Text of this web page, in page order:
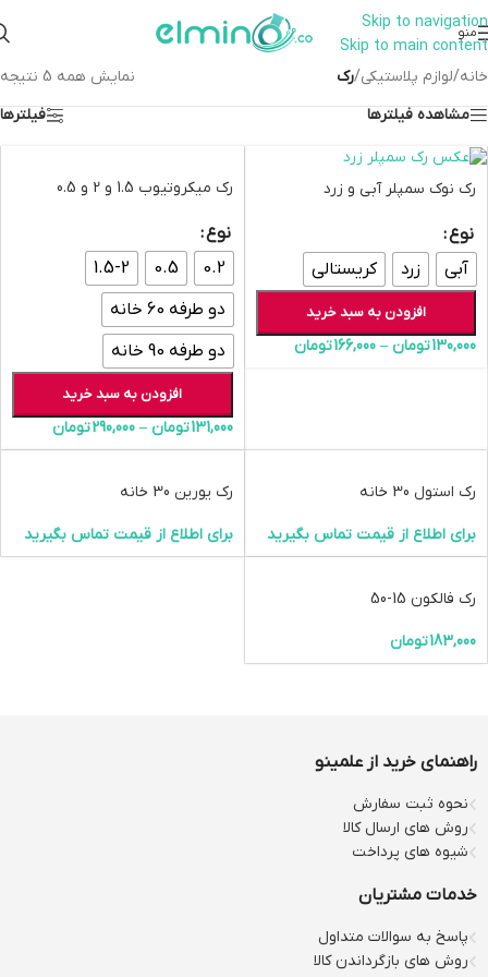
Skip to navigation
Skip to main content
منو
خانه/لوازم پلاستیکی/رک
نمایش همه 5 نتیجه
مشاهده فیلترها
فیلترها
رک نوک سمپلر آبی و زرد
نوع
آبی
زرد کریستالی
افزودن به سبد خرید
130,000تومان –
166,000تومان
رک میکروتیوب 1.5 و 2 و 0.5
نوع
0.2
0.5
1.5-2
دو طرفه 60 خانه
دو طرفه 90 خانه
افزودن به سبد خرید
131,000تومان –
290,000تومان
رک استول 30 خانه
برای اطلاع از قیمت تماس بگیرید
رک یورین 30 خانه
برای اطلاع از قیمت تماس بگیرید
رک فالکون 15-50
183,000تومان
راهنمای خرید از علمینو
نحوه ثبت سفارش
روش های ارسال کالا
شیوه های پرداخت
خدمات مشتریان
پاسخ به سوالات متداول
روش های بازگرداندن کالا
همراهان علمینو به علت نوسانات
قیمت سفارش های خود را در واتساپ
ثبت کنید یا تماس بگیرید.
ارتباط در واتساپ